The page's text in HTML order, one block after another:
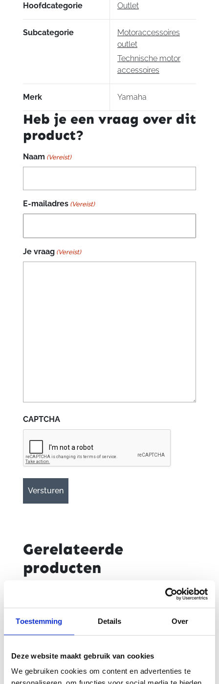
Toestemming Details Over
Deze website maakt gebruik van cookies
We gebruiken cookies om content en advertenties te
Hoofdcategorie Outlet
Subcategorie
Motoraccessoires
outlet
Technische motor
accessoires
Merk Yamaha
Heb je een vraag over dit
product?
Naam (Vereist)
E-mailadres (Vereist)
Je vraag (Vereist)
CAPTCHA
Gerelateerde
producten
-48%